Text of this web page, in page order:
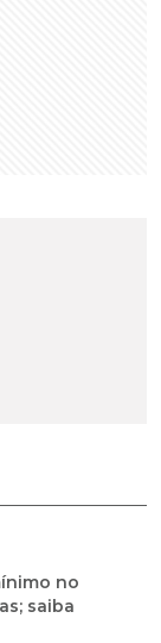
no
saiba